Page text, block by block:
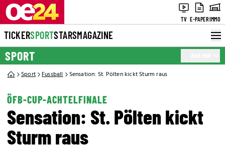
TV E-PAPERIMMO
TICKERSPORTSTARSMAGAZINE
SPORT
Sport Fussball Sensation: St. Pölten kickt Sturm raus
ÖFB-CUP-ACHTELFINALE
Sensation: St. Pölten kickt
Sturm raus